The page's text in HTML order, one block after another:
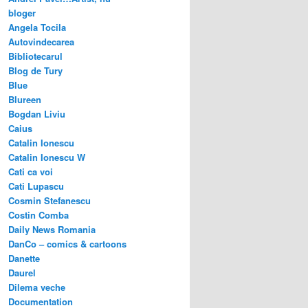
bloger
Angela Tocila
Autovindecarea
Bibliotecarul
Blog de Tury
Blue
Blureen
Bogdan Liviu
Caius
Catalin Ionescu
Catalin Ionescu W
Cati ca voi
Cati Lupascu
Cosmin Stefanescu
Costin Comba
Daily News Romania
DanCo – comics & cartoons
Danette
Daurel
Dilema veche
Documentation